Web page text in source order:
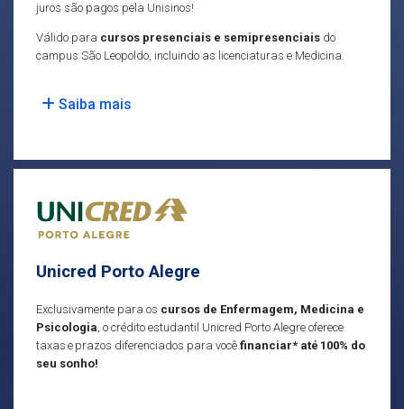
juros são pagos pela Unisinos!
Válido para cursos presenciais e semipresenciais do
campus São Leopoldo, incluindo as licenciaturas e Medicina.
Saiba mais
Unicred Porto Alegre
Exclusivamente para os cursos de Enfermagem, Medicina e
Psicologia, o crédito estudantil Unicred Porto Alegre oferece
taxas e prazos diferenciados para você financiar* até 100% do
seu sonho!